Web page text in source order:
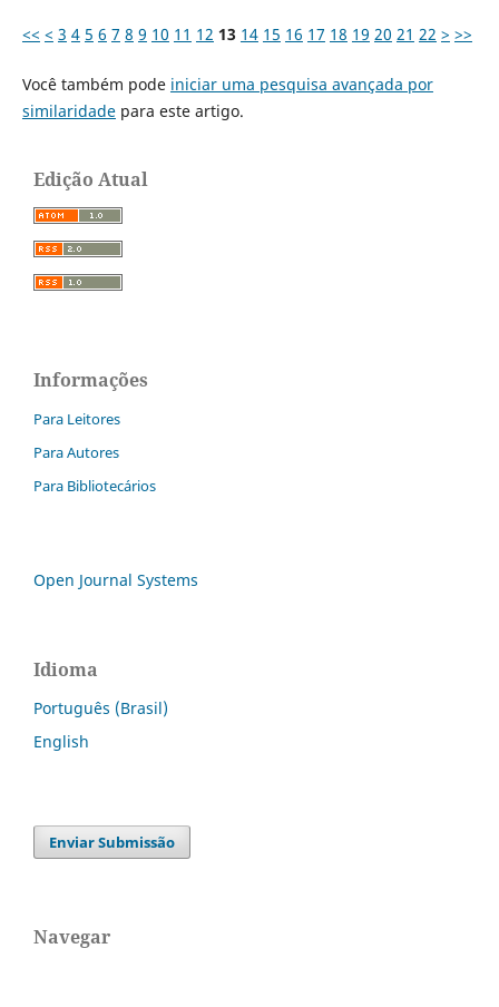
<< < 3 4 5 6 7 8 9 10 11 12 13 14 15 16 17 18 19 20 21 22 > >>
Você também pode iniciar uma pesquisa avançada por
similaridadepara este artigo.
Edição Atual
Informações
Para Leitores
Para Autores
Para Bibliotecários
Open Journal Systems
Idioma
Português (Brasil)
English
Enviar Submissão
Navegar